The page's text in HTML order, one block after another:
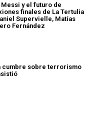
Messi y el futuro de
finales de La Tertulia
Supervielle, Matías
Fernández
cumbre sobre terrorismo